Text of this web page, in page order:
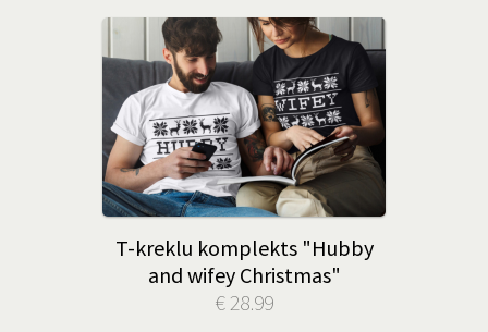
T-kreklu komplekts "Hubby
and wifey Christmas"
€ 28.99